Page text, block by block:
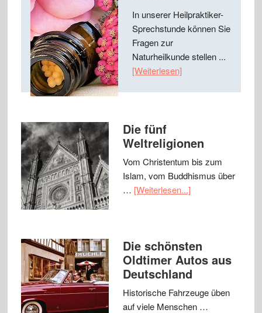
In unserer Heilpraktiker-
Sprechstunde können Sie
Fragen zur
Naturheilkunde stellen ...
[Weiterlesen]
Die fünf
Weltreligionen
Vom Christentum bis zum
Islam, vom Buddhismus über
… [Weiterlesen...]
Die schönsten
Oldtimer Autos aus
Deutschland
Historische Fahrzeuge üben
auf viele Menschen …